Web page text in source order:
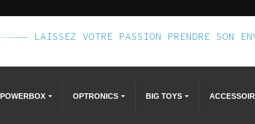
LAISSEZ VOTRE PASSION PRENDRE SON
POWERBOX OPTRONICS BIG TOYS